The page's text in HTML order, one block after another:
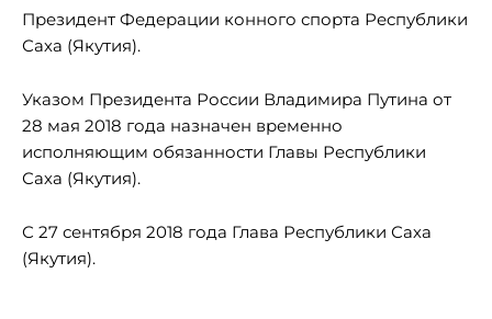
Президент Федерации конного спорта Республики
Саха (Якутия).
Указом Президента России Владимира Путина от
28 мая 2018 года назначен временно
исполняющим обязанности Главы Республики
Саха (Якутия).
С 27 сентября 2018 года Глава Республики Саха
(Якутия).